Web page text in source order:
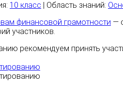
10 класс | Область знаний:
финансовой грамотности —
участников.
рекомендуем принять